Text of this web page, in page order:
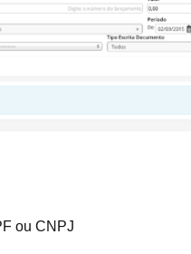
ou CNPJ